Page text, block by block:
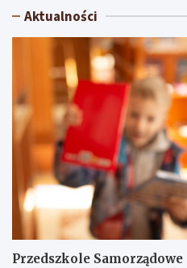
Aktualności
Przedszkole